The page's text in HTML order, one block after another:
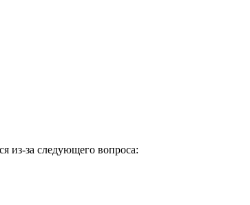
из-за следующего вопроса: